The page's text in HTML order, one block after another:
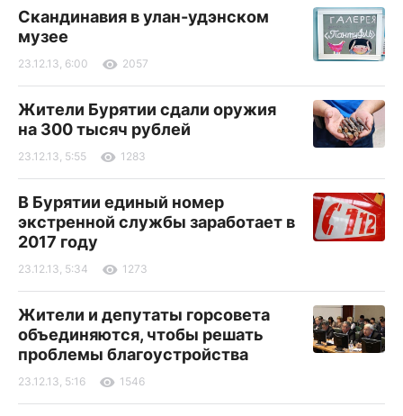
Скандинавия в улан-удэнском
музее
23.12.13, 6:00 2057
Жители Бурятии сдали оружия
на 300 тысяч рублей
23.12.13, 5:55 1283
В Бурятии единый номер
экстренной службы заработает в
2017 году
23.12.13, 5:34 1273
Жители и депутаты горсовета
объединяются, чтобы решать
проблемы благоустройства
23.12.13, 5:16 1546